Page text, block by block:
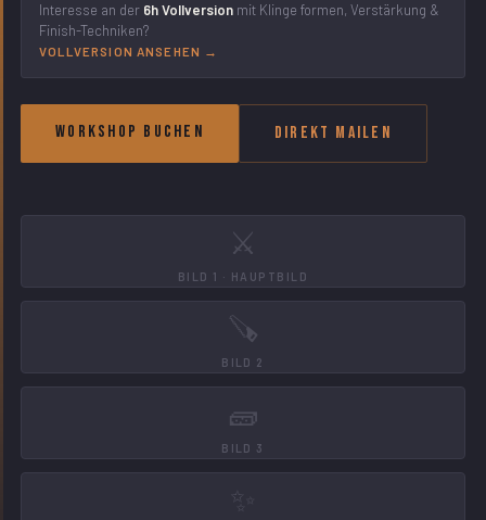
Interesse an der 6h Vollversion mit Klinge formen, Verstärkung &
Finish-Techniken?
VOLLVERSION ANSEHEN →
Workshop buchen Direkt mailen
⚔️
BILD 1 · HAUPTBILD
🪚
BILD 2
🧱
BILD 3
✨